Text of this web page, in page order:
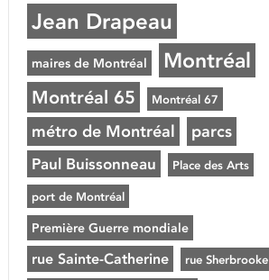
Jean Drapeau
maires de Montréal Montréal
Montréal 65 Montréal 67
métro de Montréal parcs
Paul Buissonneau Place des Arts
port de Montréal
Première Guerre mondiale
rue Sainte-Catherine rue Sherbrooke